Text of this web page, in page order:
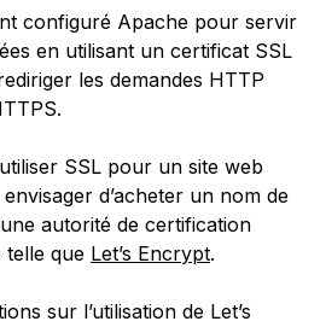
configuré Apache pour servir
en utilisant un certificat SSL
les demandes HTTP
SSL pour un site web
d’acheter un nom de
autorité de certification
telle que Let’s Encrypt.
sur l’utilisation de Let’s